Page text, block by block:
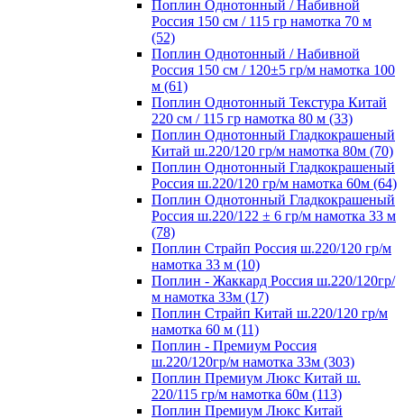
Поплин Однотонный / Набивной
Россия 150 см / 115 гр намотка 70 м
(52)
Поплин Однотонный / Набивной
Россия 150 см / 120±5 гр/м намотка 100
м (61)
Поплин Однотонный Текстура Китай
220 см / 115 гр намотка 80 м (33)
Поплин Однотонный Гладкокрашеный
Китай ш.220/120 гр/м намотка 80м (70)
Поплин Однотонный Гладкокрашеный
Россия ш.220/120 гр/м намотка 60м (64)
Поплин Однотонный Гладкокрашеный
Россия ш.220/122 ± 6 гр/м намотка 33 м
(78)
Поплин Страйп Россия ш.220/120 гр/м
намотка 33 м (10)
Поплин - Жаккард Россия ш.220/120гр/
м намотка 33м (17)
Поплин Страйп Китай ш.220/120 гр/м
намотка 60 м (11)
Поплин - Премиум Россия
ш.220/120гр/м намотка 33м (303)
Поплин Премиум Люкс Китай ш.
220/115 гр/м намотка 60м (113)
Поплин Премиум Люкс Китай